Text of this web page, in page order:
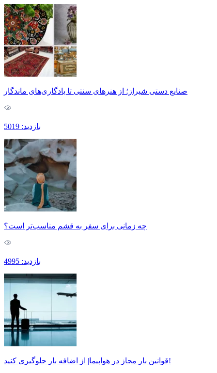
صنایع دستی شیراز؛ از هنرهای سنتی تا یادگاری‌های ماندگار
بازدید: 5019
چه زمانی برای سفر به قشم مناسب‌تر است؟
بازدید: 4995
قوانین بار مجاز در هواپیما| از اضافه بار جلوگیری کنید!